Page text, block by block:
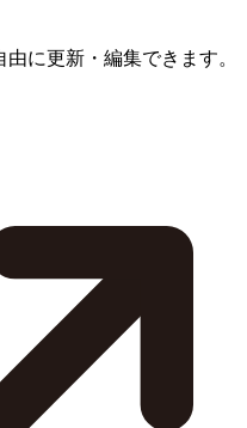
に更新・編集できます。